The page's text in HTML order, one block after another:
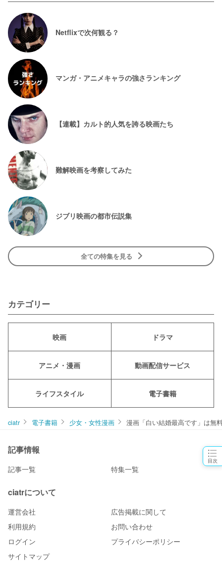
目次
Netflixで次何観る？
マンガ・アニメキャラの強さランキング
【連載】カルト的人気を誇る映画たち
難解映画を考察してみた
ジブリ映画の都市伝説集
全ての特集を見る
カテゴリー
映画 ドラマ
アニメ・漫画 動画配信サービス
ライフスタイル 電子書籍
ciatr 電子書籍 少女・女性漫画 漫画「白い結婚最高です」は無
記事情報
記事一覧 特集一覧
ciatrについて
運営会社
広告掲載に関して
利用規約
お問い合わせ
ログイン
プライバシーポリシー
サイトマップ